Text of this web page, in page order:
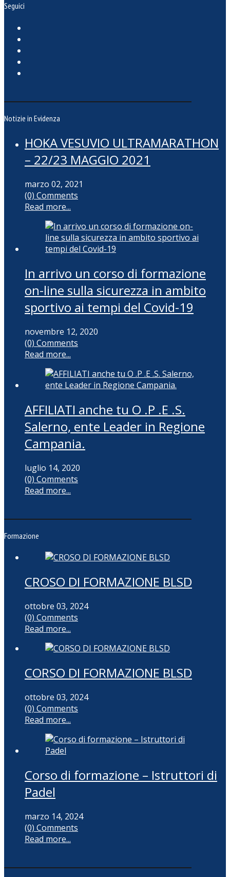
Seguici
Notizie in Evidenza
HOKA VESUVIO ULTRAMARATHON
– 22/23 MAGGIO 2021
marzo 02, 2021
(0) Comments
Read more...
In arrivo un corso di formazione
on-line sulla sicurezza in ambito
sportivo ai tempi del Covid-19
novembre 12, 2020
(0) Comments
Read more...
AFFILIATI anche tu O .P .E .S.
Salerno, ente Leader in Regione
Campania.
luglio 14, 2020
(0) Comments
Read more...
Formazione
CROSO DI FORMAZIONE BLSD
ottobre 03, 2024
(0) Comments
Read more...
CORSO DI FORMAZIONE BLSD
ottobre 03, 2024
(0) Comments
Read more...
Corso di formazione – Istruttori di
Padel
marzo 14, 2024
(0) Comments
Read more...